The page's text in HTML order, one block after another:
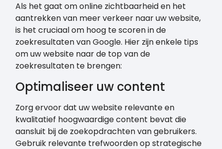
Als het gaat om online zichtbaarheid en het
aantrekken van meer verkeer naar uw website,
is het cruciaal om hoog te scoren in de
zoekresultaten van Google. Hier zijn enkele tips
om uw website naar de top van de
zoekresultaten te brengen:
Optimaliseer uw content
Zorg ervoor dat uw website relevante en
kwalitatief hoogwaardige content bevat die
aansluit bij de zoekopdrachten van gebruikers.
Gebruik relevante trefwoorden op strategische